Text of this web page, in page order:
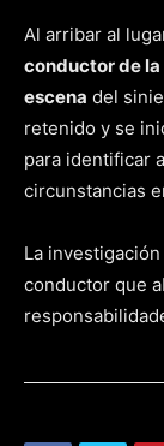
Al arribar al
conductor de la
escena del
retenido y se
para identificar
circunstancias
La
conductor que